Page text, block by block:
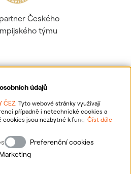
údajů
ČEZ. Tyto webové stránky využívají
případně i netechnické cookies a
cookies jsou nezbytné k fungování
k personalizaci reklam a analytice.
cookies a vašich osobních údajů
informace o vašich právech,
možnosti odvolání udělených
Číst dále
Preferenční cookies
Marketing
Českého
týmu
osobních údajů
o webu
cookies